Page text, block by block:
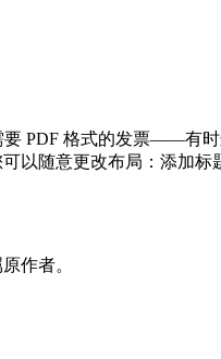
要 PDF 格式的发票——有
以随意更改布局：添加
作者。